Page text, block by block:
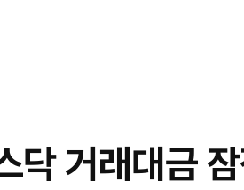
닥 거래대금